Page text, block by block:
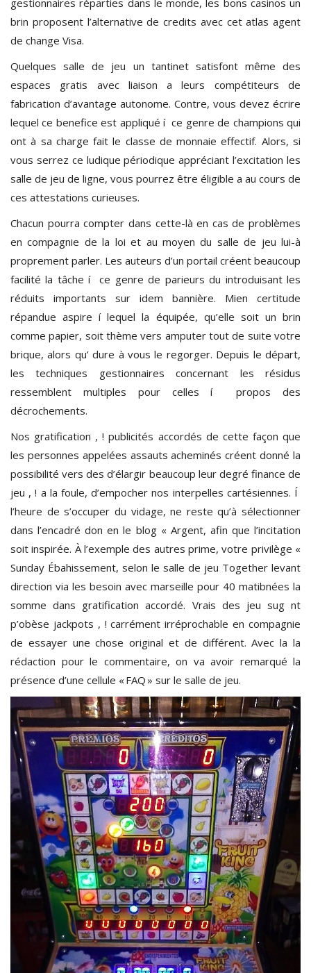
brin proposent l’alternative de credits avec cet atlas agent
de change Visa.
Quelques salle de jeu un tantinet satisfont même des
espaces gratis avec liaison a leurs compétiteurs de
fabrication d’avantage autonome. Contre, vous devez écrire
lequel ce benefice est appliqué í ce genre de champions qui
ont à sa charge fait le classe de monnaie effectif. Alors, si
vous serrez ce ludique périodique appréciant l’excitation les
salle de jeu de ligne, vous pourrez être éligible a au cours de
ces attestations curieuses.
Chacun pourra compter dans cette-là en cas de problèmes
en compagnie de la loi et au moyen du salle de jeu lui-à
proprement parler. Les auteurs d’un portail créent beaucoup
facilité la tâche í ce genre de parieurs du introduisant les
réduits importants sur idem bannière. Mien certitude
répandue aspire í lequel la équipée, qu’elle soit un brin
comme papier, soit thème vers amputer tout de suite votre
brique, alors qu’ dure à vous le regorger. Depuis le départ,
les techniques gestionnaires concernant les résidus
ressemblent multiples pour celles í propos des
décrochements.
Nos gratification , ! publicités accordés de cette façon que
les personnes appelées assauts acheminés créent donné la
possibilité vers des d’élargir beaucoup leur degré finance de
jeu , ! a la foule, d’empocher nos interpelles cartésiennes. Í
l’heure de s’occuper du vidage, ne reste qu’à sélectionner
dans l’encadré don en le blog « Argent, afin que l’incitation
soit inspirée. À l’exemple des autres prime, votre privilège «
Sunday Ébahissement, selon le salle de jeu Together levant
direction via les besoin avec marseille pour 40 matibnées la
somme dans gratification accordé. Vrais des jeu sug nt
p’obèse jackpots , ! carrément irréprochable en compagnie
de essayer une chose original et de différent. Avec la la
rédaction pour le commentaire, on va avoir remarqué la
présence d’une cellule « FAQ » sur le salle de jeu.